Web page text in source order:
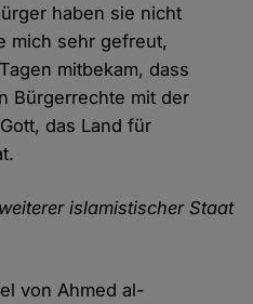
haben sie nicht
mich sehr gefreut,
mitbekam, dass
Bürgerrechte mit der
das Land für
islamistischer Staat
von Ahmed al-